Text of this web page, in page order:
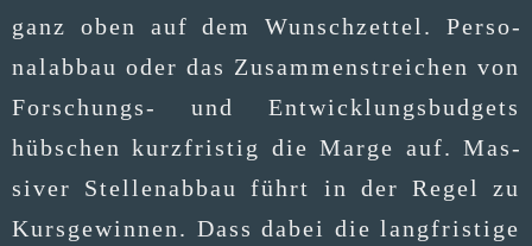
ganz oben auf dem Wunsch­zet­tel. Per­so­
nal­ab­bau oder das Zusam­men­strei­chen von
For­schungs- und Ent­wick­lungs­bud­gets
hüb­schen kurz­fris­tig die Mar­ge auf. Mas­
si­ver Stel­len­ab­bau führt in der Regel zu
Kurs­ge­win­nen. Dass dabei die lang­fris­ti­ge